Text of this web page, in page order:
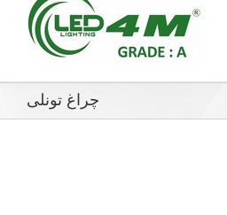
چراغ تونلی